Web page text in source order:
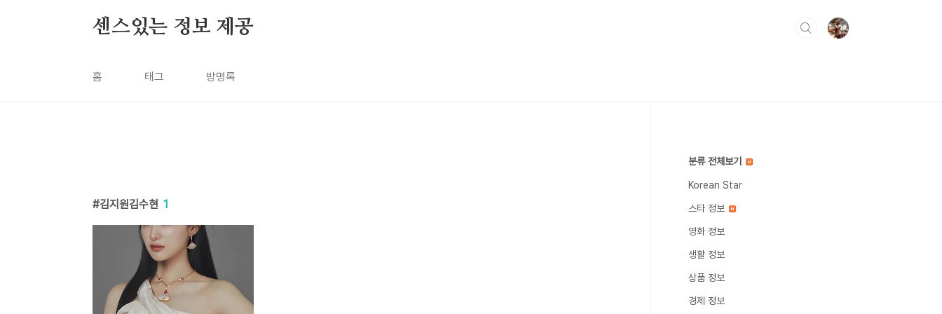
센스있는 정보 제공
홈 태그 방명록
김지원김수현 1
분류 전체보기
Korean Star
스타 정보
영화 정보
생활 정보
상품 정보
경제 정보